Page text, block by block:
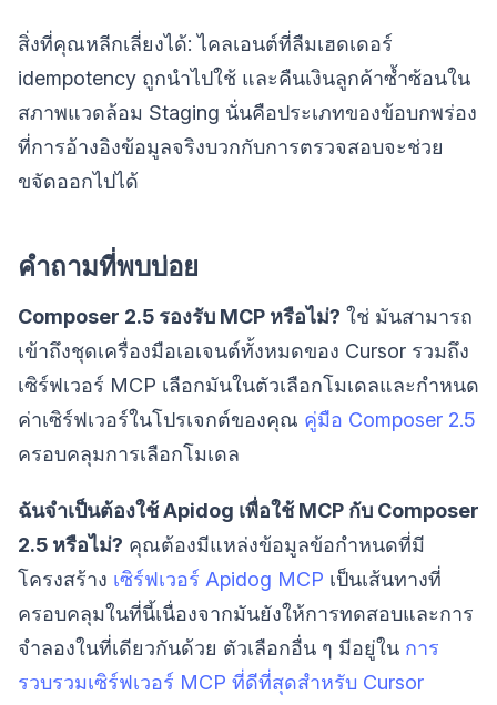
สิ่งที่คุณหลีกเลี่ยงได้: ไคลเอนต์ที่ลืมเฮดเดอร์
idempotency ถูกนำไปใช้ และคืนเงินลูกค้าซ้ำซ้อนใน
สภาพแวดล้อม Staging นั่นคือประเภทของข้อบกพร่อง
ที่การอ้างอิงข้อมูลจริงบวกกับการตรวจสอบจะช่วย
ขจัดออกไปได้
คำถามที่พบบ่อย
Composer 2.5 รองรับ MCP หรือไม่? ใช่ มันสามารถ
เข้าถึงชุดเครื่องมือเอเจนต์ทั้งหมดของ Cursor รวมถึง
เซิร์ฟเวอร์ MCP เลือกมันในตัวเลือกโมเดลและกำหนด
ค่าเซิร์ฟเวอร์ในโปรเจกต์ของคุณ คู่มือ Composer 2.5
ครอบคลุมการเลือกโมเดล
ฉันจำเป็นต้องใช้ Apidog เพื่อใช้ MCP กับ Composer
2.5 หรือไม่? คุณต้องมีแหล่งข้อมูลข้อกำหนดที่มี
โครงสร้าง เซิร์ฟเวอร์ Apidog MCP เป็นเส้นทางที่
ครอบคลุมในที่นี้เนื่องจากมันยังให้การทดสอบและการ
จำลองในที่เดียวกันด้วย ตัวเลือกอื่น ๆ มีอยู่ใน การ
รวบรวมเซิร์ฟเวอร์ MCP ที่ดีที่สุดสำหรับ Cursor